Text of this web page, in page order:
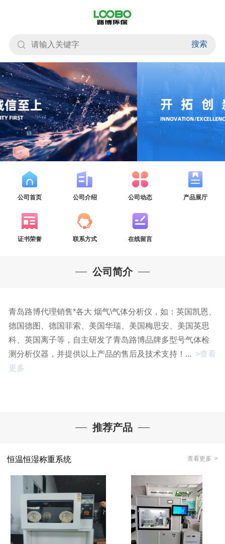
搜索
公司首页 公司介绍 公司动态 产品展厅
证书荣誉 联系方式 在线留言
公司简介
青岛路博代理销售*各大 烟气\气体分析仪，如：英国凯恩、
德国德图、德国菲索、美国华瑞、美国梅思安、美国英思
科、英国离子等，自主研发了青岛路博品牌多型号气体检
测分析仪器，并提供以上产品的售后及技术支持！... >查看
更多
推荐产品
恒温恒湿称重系统 查看更多 >